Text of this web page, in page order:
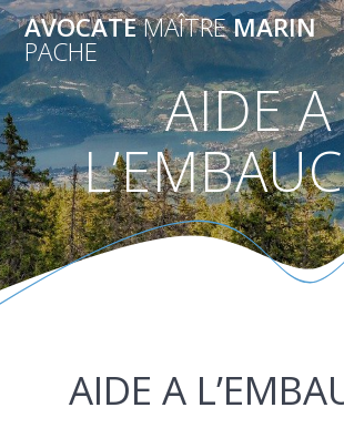
AVOCATEMAÎTREMARIN
PACHE
AIDE A
AIDE A